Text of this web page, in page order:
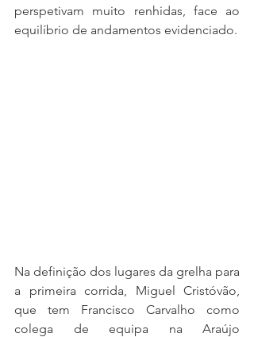
perspetivam muito renhidas, face ao
equilíbrio de andamentos evidenciado.
Na definição dos lugares da grelha para
a primeira corrida, Miguel Cristóvão,
que tem Francisco Carvalho como
colega de equipa na Araújo